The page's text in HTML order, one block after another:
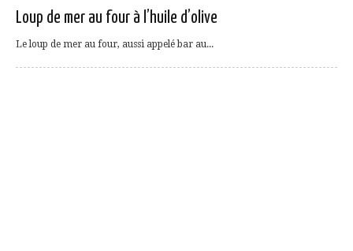
Loup de mer au four à l’huile d’olive
Le loup de mer au four, aussi appelé bar au...